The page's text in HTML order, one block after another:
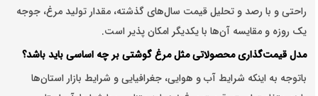
راحتی و با رصد و تحلیل قیمت سال‌های گذشته، مقدار تولید مرغ، جوجه
یک روزه و مقایسه آن‌ها با یکدیگر امکان پذیر است.
مدل قیمت‌گذاری محصولاتی مثل مرغ گوشتی بر چه اساسی باید باشد؟
باتوجه به اینکه شرایط آب و هوایی، جغرافیایی و شرایط بازار استان‌ها